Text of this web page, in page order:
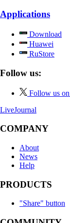
Applications
Download
Huawei
RuStore
Follow us:
Follow us
LiveJournal
COMPANY
About
News
Help
PRODUCTS
"Share" button